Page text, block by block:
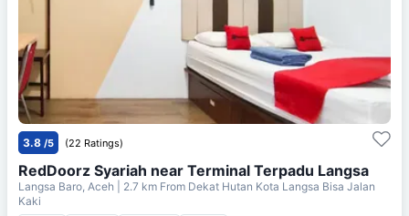
3.8 /5 (22 Ratings)
RedDoorz Syariah near Terminal Terpadu Langsa
Langsa Baro, Aceh | 2.7 km From Dekat Hutan Kota Langsa Bisa Jalan
Kaki